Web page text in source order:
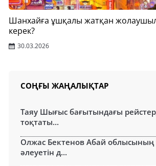
Шанхайға ұшқалы жатқан
керек?
30.03.2026
СОҢҒЫ ЖАҢАЛЫҚТАР
Таяу Шығыс бағытындағы
тоқтаты...
Олжас Бектенов Абай облысының
әлеуетін д...